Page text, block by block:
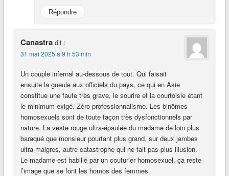
Répondre
Canastra dit :
31 mai 2025 à 9 h 53 min
Un couple infernal au-dessous de tout. Qui faisait
ensuite la gueule aux officiels du pays, ce qui en Asie
constitue une faute très grave, le sourire et la courtoisie étant
le minimum exigé. Zéro professionnalisme. Les binômes
homosexuels sont de toute façon très dysfonctionnels par
nature. La veste rouge ultra-épaulée du madame de loin plus
baraqué que monsieur pourtant plus grand, sur deux jambes
ultra-maigres, autre catastrophe qui ne fait pas-plus illusion.
Le madame est habillé par un couturier homosexuel, ça reste
l’image que se font les homos des femmes.